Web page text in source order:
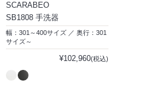
SCARABEO
SB1808 手洗器
幅：301～400サイズ ／ 奥行：301
サイズ～
¥102,960(税込)